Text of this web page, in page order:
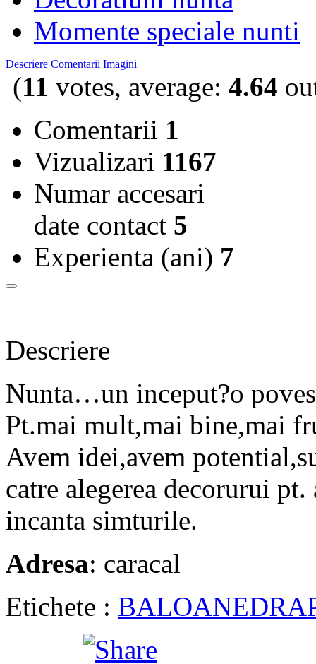
Momente speciale nunti
Descriere Comentarii Imagini
(11 votes, average: 4.64
Comentarii 1
Vizualizari 1167
Numar accesari
date contact 5
Experienta (ani) 7
Descriere
Nunta…un inceput?o
Pt.mai mult,mai bine,mai
Avem idei,avem
catre alegerea decorurui
incanta simturile.
Adresa: caracal
Etichete : BALOANE